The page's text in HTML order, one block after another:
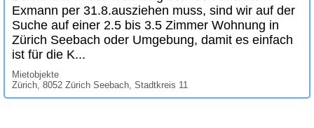
Exmann per 31.8.ausziehen muss, sind wir auf der
Suche auf einer 2.5 bis 3.5 Zimmer Wohnung in
Zürich Seebach oder Umgebung, damit es einfach
ist für die K...
Mietobjekte
Zürich, 8052 Zürich Seebach, Stadtkreis 11